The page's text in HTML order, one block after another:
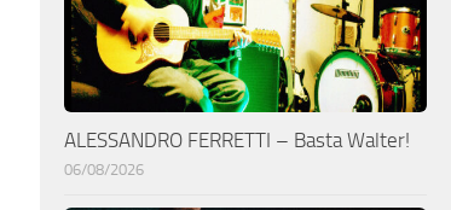
ALESSANDRO FERRETTI – Basta Walter!
06/08/2026